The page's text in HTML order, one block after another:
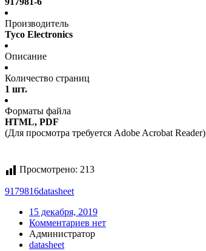
Производитель
Tyco Electronics
Описание
Количество страниц
1 шт.
Форматы файла
HTML, PDF
(Для просмотра требуется Adobe Acrobat Reader)
Просмотрено: 213
9179816datasheet
15 декабря, 2019
Комментариев нет
Администратор
datasheet